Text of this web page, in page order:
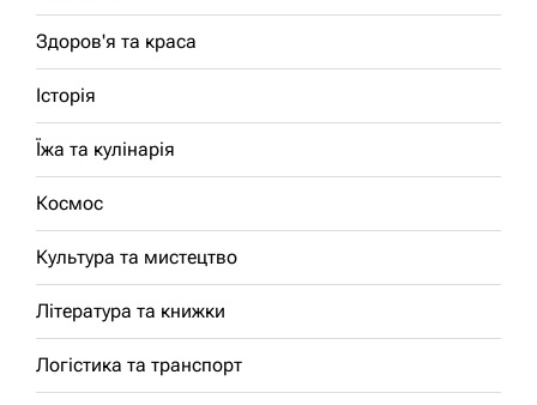
Здоров'я та краса
Історія
Їжа та кулінарія
Космос
Культура та мистецтво
Література та книжки
Логістика та транспорт